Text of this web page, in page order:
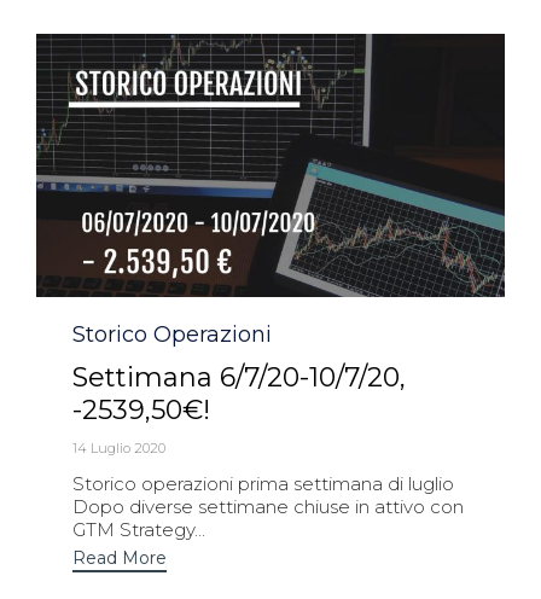
Category
Storico Operazioni
Settimana 6/7/20-10/7/20,
-2539,50€!
14 Luglio 2020
Storico operazioni prima settimana di luglio
Dopo diverse settimane chiuse in attivo con
GTM Strategy...
Read More